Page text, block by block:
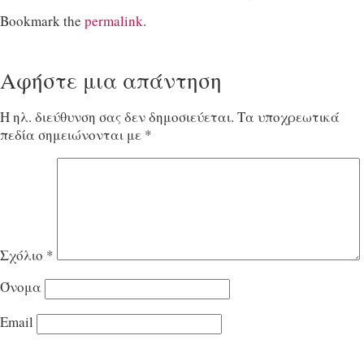
Bookmark the permalink.
Αφήστε μια απάντηση
Η ηλ. διεύθυνση σας δεν δημοσιεύεται. Τα υποχρεωτικά
πεδία σημειώνονται με *
Σχόλιο *
Όνομα
Email